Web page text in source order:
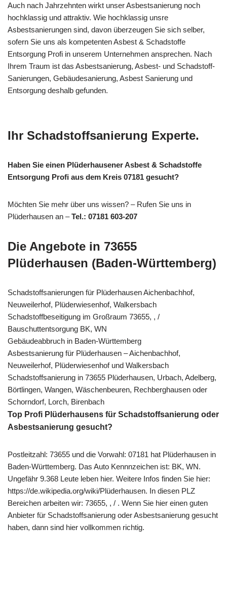
Auch nach Jahrzehnten wirkt unser Asbestsanierung noch
hochklassig und attraktiv. Wie hochklassig unsre
Asbestsanierungen sind, davon überzeugen Sie sich selber,
sofern Sie uns als kompetenten Asbest & Schadstoffe
Entsorgung Profi in unserem Unternehmen ansprechen. Nach
Ihrem Traum ist das Asbestsanierung, Asbest- und Schadstoff-
Sanierungen, Gebäudesanierung, Asbest Sanierung und
Entsorgung deshalb gefunden.
Ihr Schadstoffsanierung Experte.
Haben Sie einen Plüderhausener Asbest & Schadstoffe
Entsorgung Profi aus dem Kreis 07181 gesucht?
Möchten Sie mehr über uns wissen? – Rufen Sie uns in
Plüderhausen an –Tel.: 07181 603-207
Die Angebote in 73655
Plüderhausen (Baden-Württemberg)
Schadstoffsanierungen für Plüderhausen Aichenbachhof,
Neuweilerhof, Plüderwiesenhof, Walkersbach
Schadstoffbeseitigung im Großraum 73655, , /
Bauschuttentsorgung BK, WN
Gebäudeabbruch in Baden-Württemberg
Asbestsanierung für Plüderhausen – Aichenbachhof,
Neuweilerhof, Plüderwiesenhof und Walkersbach
Schadstoffsanierung in 73655 Plüderhausen, Urbach, Adelberg,
Börtlingen, Wangen, Wäschenbeuren, Rechberghausen oder
Schorndorf, Lorch, Birenbach
Top Profi Plüderhausens für Schadstoffsanierung oder
Asbestsanierung gesucht?
Postleitzahl: 73655 und die Vorwahl: 07181 hat Plüderhausen in
Baden-Württemberg. Das Auto Kennnzeichen ist: BK, WN.
Ungefähr 9.368 Leute leben hier. Weitere Infos finden Sie hier:
https://de.wikipedia.org/wiki/Plüderhausen. In diesen PLZ
Bereichen arbeiten wir: 73655, , / . Wenn Sie hier einen guten
Anbieter für Schadstoffsanierung oder Asbestsanierung gesucht
haben, dann sind hier vollkommen richtig.